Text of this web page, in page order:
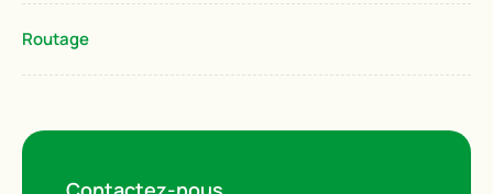
Routage